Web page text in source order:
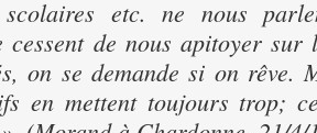
scolaires etc. ne nous
cessent de nous apitoyer
on se demande si on rêve.
en mettent toujours trop;